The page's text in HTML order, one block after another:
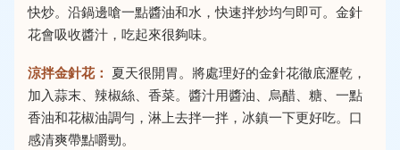
快炒。沿鍋邊嗆一點醬油和水，快速拌炒均勻即可。金針
花會吸收醬汁，吃起來很夠味。
涼拌金針花： 夏天很開胃。將處理好的金針花徹底瀝乾，
加入蒜末、辣椒絲、香菜。醬汁用醬油、烏醋、糖、一點
香油和花椒油調勻，淋上去拌一拌，冰鎮一下更好吃。口
感清爽帶點嚼勁。